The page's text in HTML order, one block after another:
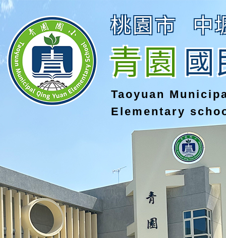
桃園市 中
青園國
Taoyuan
Elementary